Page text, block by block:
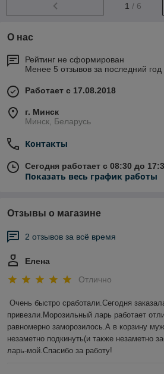
1 / 6
О нас
Рейтинг не сформирован
Менее 5 отзывов за последний год
Работает с 17.08.2018
г. Минск
Минск, Беларусь
Контакты
Сегодня работает с 08:30 до
Показать весь график работы
Отзывы о магазине
2 отзывов за всё время
Елена
Отлично
Очень быстро сработали.Сегодня
привезли.Морозильный ларь работает
равномерно заморозилось.А в корзину
незаметно подкинуть(и также незаметно
ларь-мой.Спасибо за работу!